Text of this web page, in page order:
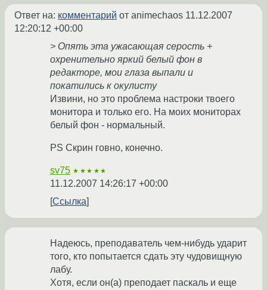
Ответ на: комментарий от animechaos 11.12.2007
12:20:12 +00:00
> Опять эта ужасающая серость +
охренительно яркий белый фон в
редакторе, мои глаза выпали и
покатились к окулисту
Извини, но это проблема настроки твоего
монитора и только его. На моих мониторах
белый фон - нормальный.
PS Скрин говно, конечно.
sv75 ★★★★★
11.12.2007 14:26:17 +00:00
Ссылка
Надеюсь, преподаватель чем-нибудь ударит
того, кто попытается сдать эту чудовищную
лабу.
Хотя, если он(а) преподает паскаль и еще